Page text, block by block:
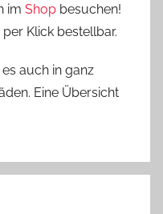
im Shop besuchen!
Klick bestellbar.
auch in ganz
Eine Übersicht